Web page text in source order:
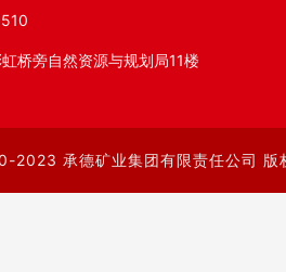
桥旁自然资源与规划局11楼
承德矿业集团有限责任公司 版